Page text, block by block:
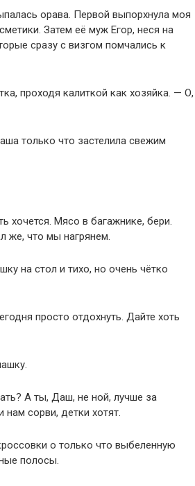
орава. Первой выпорхнула моя
Затем её муж Егор, неся на
сразу с визгом помчались к
проходя калиткой как хозяйка. — О,
только что застелила свежим
хочется. Мясо в багажнике, бери.
же, что мы нагрянем.
на стол и тихо, но очень чётко
просто отдохнуть. Дайте хоть
А ты, Даш, не ной, лучше за
нам сорви, детки хотят.
о только что выбеленную
полосы.